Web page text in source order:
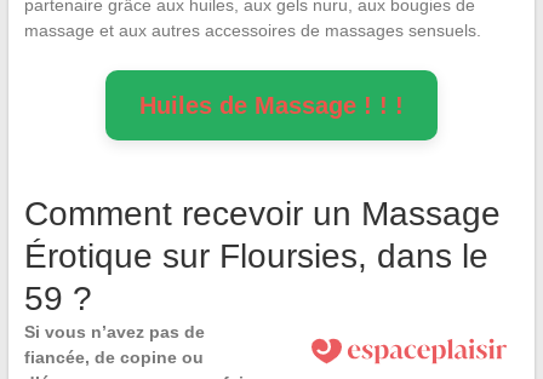
partenaire grâce aux huiles, aux gels nuru, aux bougies de
massage et aux autres accessoires de massages sensuels.
Huiles de Massage ! ! !
Comment recevoir un Massage
Érotique sur Floursies, dans le
59 ?
Si vous n’avez pas de
fiancée, de copine ou